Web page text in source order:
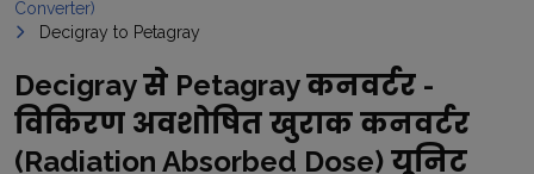
Converter)
Decigray to Petagray
Decigray से Petagray कनवर्टर -
विकिरण अवशोषित खुराक कनवर्टर
(Radiation Absorbed Dose) यूनिट